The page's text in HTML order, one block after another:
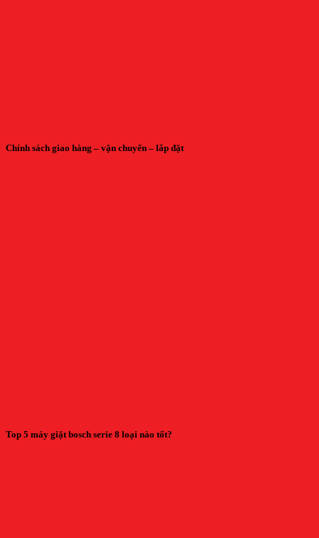
Chính sách giao hàng – vận chuyển – lắp đặt
Top 5 máy giặt bosch serie 8 loại nào tốt?